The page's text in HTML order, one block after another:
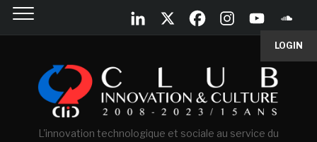
LOGIN
L'innovation technologique et sociale au service du